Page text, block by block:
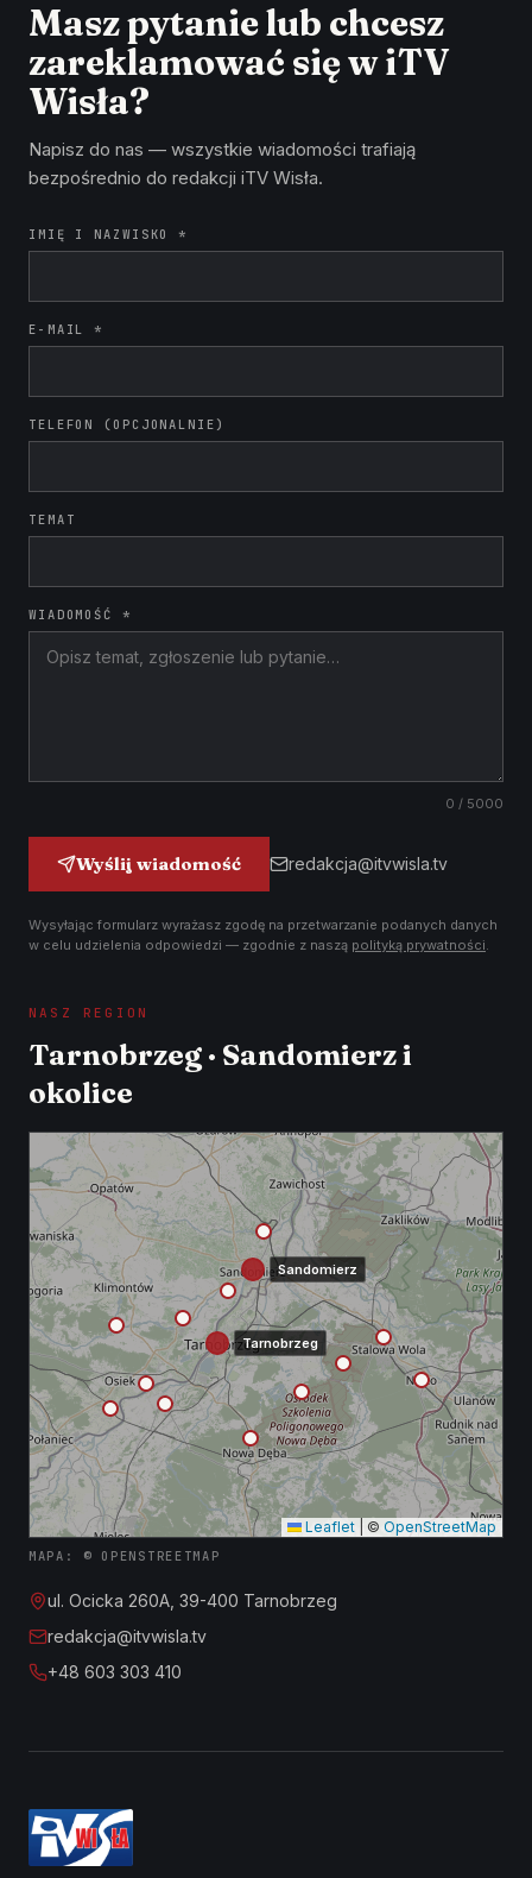
Masz pytanie lub chcesz
zareklamować się w iTV
Wisła?
Napisz do nas — wszystkie wiadomości trafiają
bezpośrednio do redakcji iTV Wisła.
IMIĘ I NAZWISKO *
E-MAIL *
TELEFON (OPCJONALNIE)
TEMAT
WIADOMOŚĆ *
0 / 5000
Wyślij wiadomość redakcja@itvwisla.tv
Wysyłając formularz wyrażasz zgodę na przetwarzanie podanych danych
w celu udzielenia odpowiedzi — zgodnie z naszą polityką prywatności.
NASZ REGION
Tarnobrzeg · Sandomierz i
okolice
Tarnobrzeg
Sandomierz
Leaflet © OpenStreetMap
MAPA: © OPENSTREETMAP
ul. Ocicka 260A, 39-400 Tarnobrzeg
redakcja@itvwisla.tv
+48 603 303 410